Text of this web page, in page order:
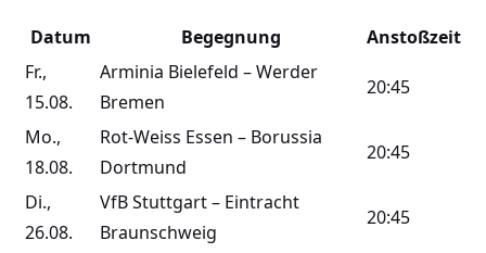
Datum Begegnung
Anstoßzeit
Fr.,
15.08.
Arminia Bielefeld – Werder
Bremen
20:45
Mo.,
18.08.
Rot-Weiss Essen – Borussia
Dortmund
20:45
Di.,
26.08.
VfB Stuttgart – Eintracht
Braunschweig
20:45